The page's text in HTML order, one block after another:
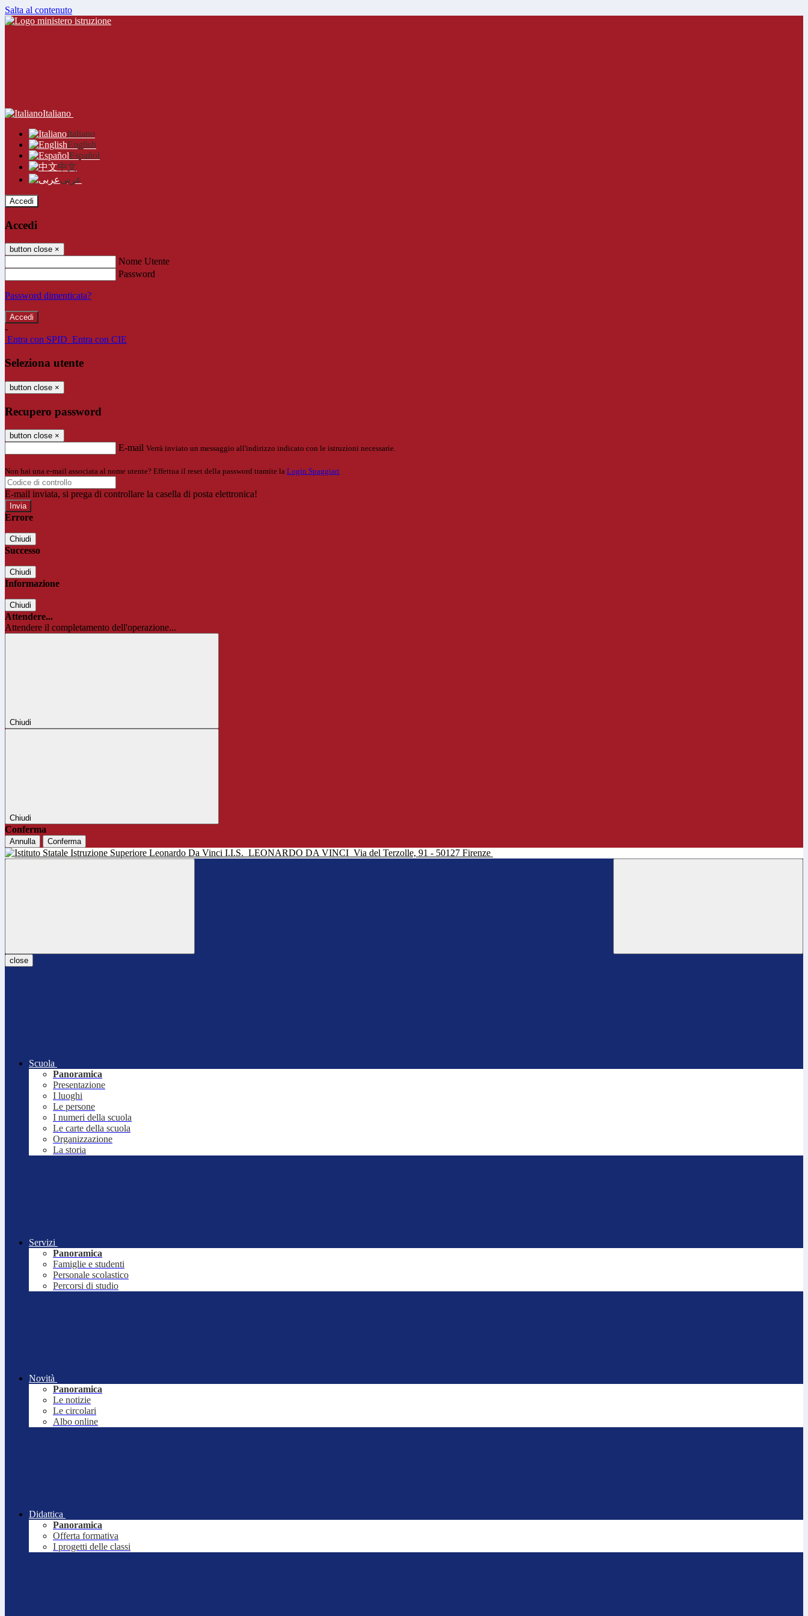
Salta al contenuto
Italiano
Italiano
English
Español
中文
عربى
Accedi
Accedi
button close ×
Nome Utente
Password
Password dimenticata?
-
Entra con SPID Entra con CIE
Seleziona utente
button close ×
Recupero password
button close ×
E-mail Verrà inviato un messaggio all'indirizzo indicato con le istruzioni necessarie.
Non hai una e-mail associata al nome utente? Effettua il reset della password tramite la Login Spaggiari
E-mail inviata, si prega di controllare la casella di posta elettronica!
Errore
Chiudi
Successo
Chiudi
Informazione
Chiudi
Attendere...
Attendere il completamento dell'operazione...
Chiudi
Chiudi
Conferma
Annulla Conferma
I.I.S. LEONARDO DA VINCI Via del Terzolle, 91 - 50127 Firenze
close
Scuola
Panoramica
Presentazione
I luoghi
Le persone
I numeri della scuola
Le carte della scuola
Organizzazione
La storia
Servizi
Panoramica
Famiglie e studenti
Personale scolastico
Percorsi di studio
Novità
Panoramica
Le notizie
Le circolari
Albo online
Didattica
Panoramica
Offerta formativa
I progetti delle classi